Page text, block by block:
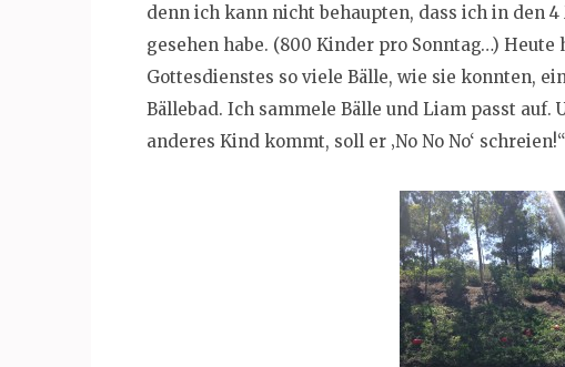
denn ich kann nicht behaupten, dass ich in den
gesehen habe. (800 Kinder pro Sonntag…)
Gottesdienstes so viele Bälle, wie sie konnten,
Bällebad. Ich sammele Bälle und Liam passt auf.
anderes Kind kommt, soll er ‚No No No‘ schreien!“